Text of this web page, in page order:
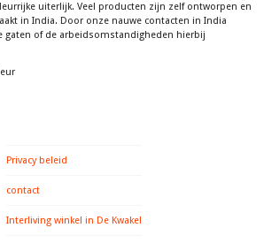
uiterlijk. Veel producten zijn zelf ontworpen en
in India. Door onze nauwe contacten in India
gaten of de arbeidsomstandigheden hierbij
Privacy beleid
contact
Interliving winkel in De Kwakel